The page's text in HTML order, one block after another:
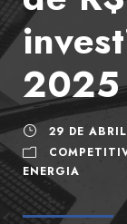
2025
29 DE
ENERGIA